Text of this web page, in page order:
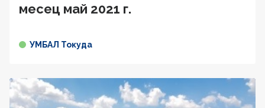
месец май 2021 г.
УМБАЛ Токуда